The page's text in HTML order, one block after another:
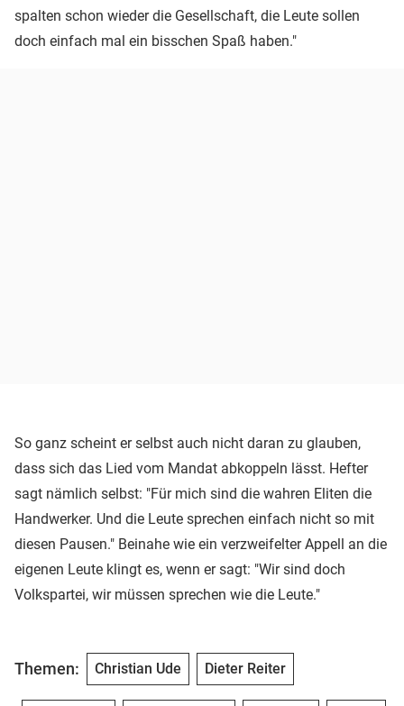
spalten schon wieder die Gesellschaft, die Leute sollen
doch einfach mal ein bisschen Spaß haben."
So ganz scheint er selbst auch nicht daran zu glauben,
dass sich das Lied vom Mandat abkoppeln lässt. Hefter
sagt nämlich selbst: "Für mich sind die wahren Eliten die
Handwerker. Und die Leute sprechen einfach nicht so mit
diesen Pausen." Beinahe wie ein verzweifelter Appell an die
eigenen Leute klingt es, wenn er sagt: "Wir sind doch
Volkspartei, wir müssen sprechen wie die Leute."
Themen: Christian Ude Dieter Reiter